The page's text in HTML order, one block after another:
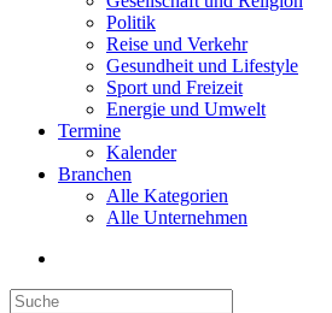
Politik
Reise und Verkehr
Gesundheit und Lifestyle
Sport und Freizeit
Energie und Umwelt
Termine
Kalender
Branchen
Alle Kategorien
Alle Unternehmen